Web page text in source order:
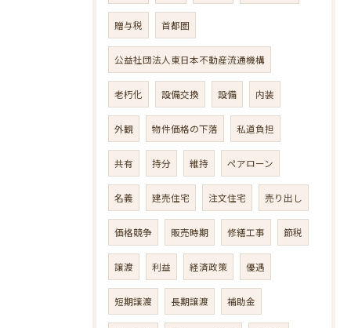
贈与税 首都圏
公益社団法人東日本不動産流通機構
老朽化 設備交換 設備 内装
外観 物件価格の下落 私道負担
共有 持分 維持 ペアローン
名義 建売住宅 注文住宅 売り出し
価格競争 販売時期 修繕工事 節税
譲渡 利益 経済政策 優遇
短期譲渡 長期譲渡 補助金